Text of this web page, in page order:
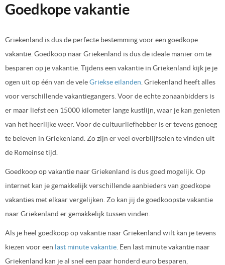
Goedkope vakantie
Griekenland is dus de perfecte bestemming voor een goedkope
vakantie. Goedkoop naar Griekenland is dus de ideale manier om te
besparen op je vakantie. Tijdens een vakantie in Griekenland kijk je je
ogen uit op één van de veleGriekse eilanden . Griekenland heeft alles
voor verschillende vakantiegangers. Voor de echte zonaanbidders is
er maar liefst een 15000 kilometer lange kustlijn, waar je kan genieten
van het heerlijke weer. Voor de cultuurliefhebber is er tevens genoeg
te beleven in Griekenland. Zo zijn er veel overblijfselen te vinden uit
de Romeinse tijd.
Goedkoop op vakantie naar Griekenland is dus goed mogelijk. Op
internet kan je gemakkelijk verschillende aanbieders van goedkope
vakanties met elkaar vergelijken. Zo kan jij de goedkoopste vakantie
naar Griekenland er gemakkelijk tussen vinden.
Als je heel goedkoop op vakantie naar Griekenland wilt kan je tevens
kiezen voor een last minute vakantie . Een last minute vakantie naar
Griekenland kan je al snel een paar honderd euro besparen,